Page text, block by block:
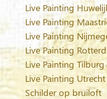
Live Painting
Live Painting
Live Painting
Live Painting
Live Painting Tilburg
Live Painting Utrecht
Schilder op bruiloft